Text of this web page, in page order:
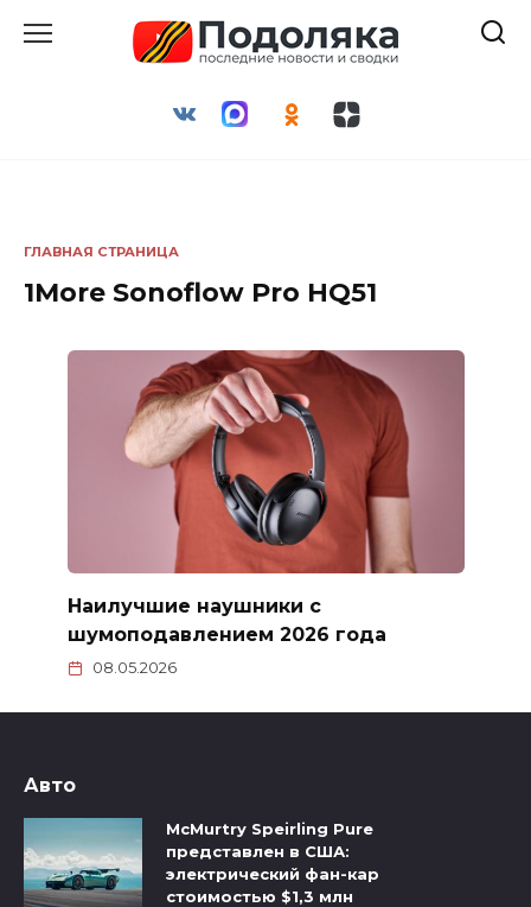
ГЛАВНАЯ СТРАНИЦА
1More Sonoflow Pro HQ51
Наилучшие наушники с
шумоподавлением 2026 года
08.05.2026
Авто
McMurtry Speirling Pure
представлен в США:
электрический фан-кар
стоимостью $1,3 млн